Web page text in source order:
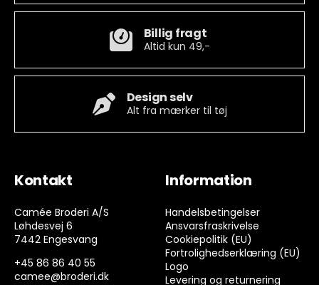
Billig fragt
Altid kun 49,-
Design selv
Alt fra mærker til tøj
Kontakt
Camée Broderi A/S
Løhdesvej 6
7442 Engesvang
+45 86 86 40 55
camee@broderi.dk
Information
Handelsbetingelser
Ansvarsfraskrivelse
Cookiepolitik (EU)
Fortrolighedserklæring (EU)
Logo
Levering og returnering